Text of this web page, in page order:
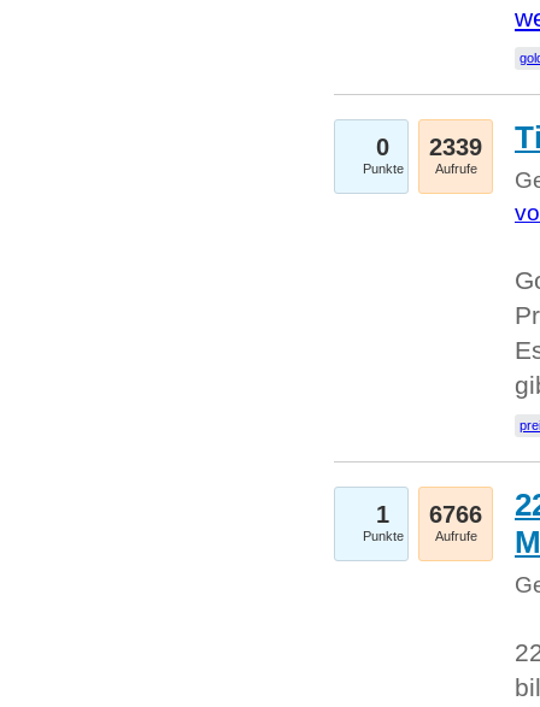
0
Punkte
2339
Aufrufe
1
Punkte
6766
Aufrufe